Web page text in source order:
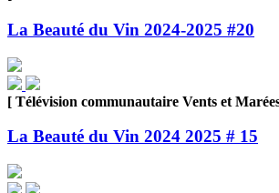
La Beauté du Vin 2024-2025 #20
[ Télévision communautaire Vents et
La Beauté du Vin 2024 2025 # 15